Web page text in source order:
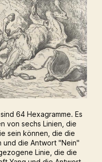
64 Hexagramme. Es
von sechs Linien, die
sein können, die die
und die Antwort "Nein"
Linie, die die